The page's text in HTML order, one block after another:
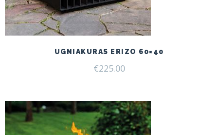
UGNIAKURAS ERIZO 60×40
€225.00